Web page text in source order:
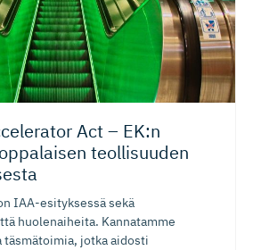
Act – EK:n
teollisuuden
IAA-esityksessä sekä
huolenaiheita. Kannatamme
täsmätoimia, jotka aidosti